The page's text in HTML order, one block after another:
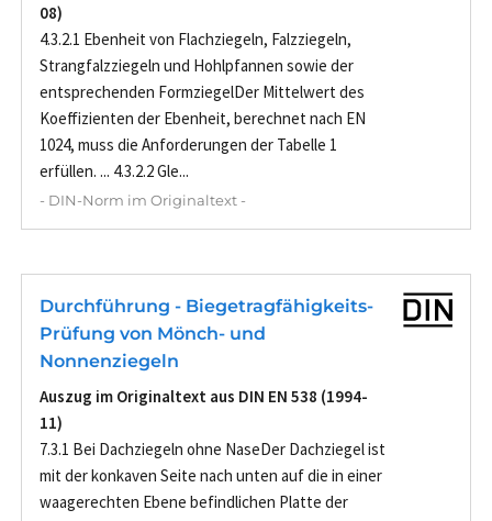
08)
4.3.2.1 Ebenheit von Flachziegeln, Falzziegeln,
Strangfalzziegeln und Hohlpfannen sowie der
entsprechenden FormziegelDer Mittelwert des
Koeffizienten der Ebenheit, berechnet nach EN
1024, muss die Anforderungen der Tabelle 1
erfüllen. ... 4.3.2.2 Gle...
- DIN-Norm im Originaltext -
Durchführung - Biegetragfähigkeits-
Prüfung von Mönch- und
Nonnenziegeln
Auszug im Originaltext aus DIN EN 538 (1994-
11)
7.3.1 Bei Dachziegeln ohne NaseDer Dachziegel ist
mit der konkaven Seite nach unten auf die in einer
waagerechten Ebene befindlichen Platte der